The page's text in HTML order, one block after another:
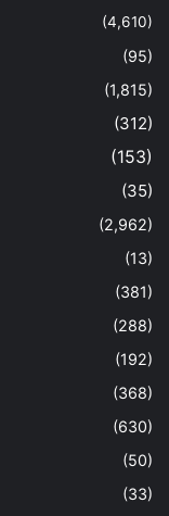
(4,610)
(95)
(1,815)
(312)
(153)
(35)
(2,962)
(13)
(381)
(288)
(192)
(368)
(630)
(50)
(33)